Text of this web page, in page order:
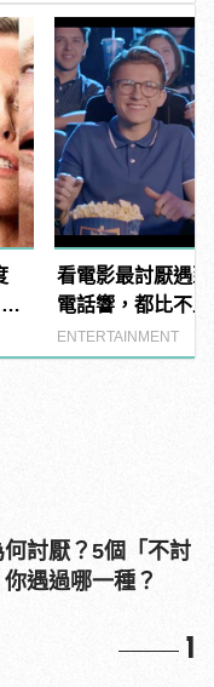
看電影最討厭遇
電話響，都比不
ENTERTAINMENT
討厭？5個「不討
遇過哪一種？
1